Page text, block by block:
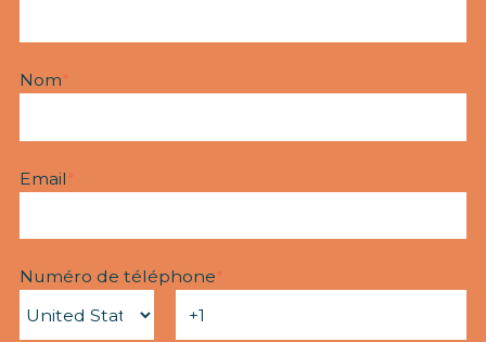
Nom*
Email *
Numéro de téléphone*